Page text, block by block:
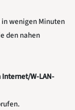
in wenigen Minuten
den nahen
W-LAN-